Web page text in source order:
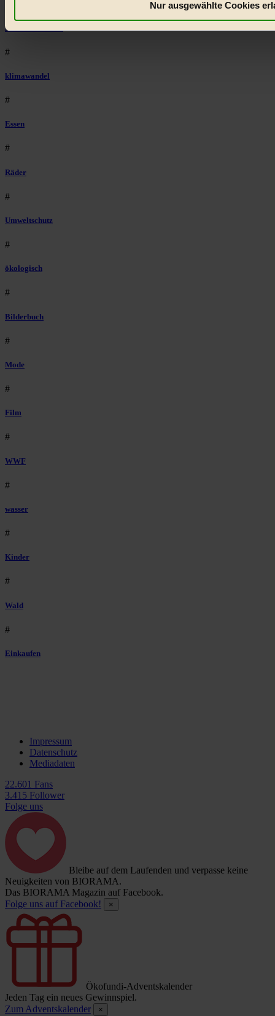
Nur ausgewählte Cookies
Niederösterreich
#
klimawandel
#
Essen
#
Räder
#
Umweltschutz
#
ökologisch
#
Bilderbuch
#
Mode
#
Film
#
WWF
#
wasser
#
Kinder
#
Wald
#
Einkaufen
Impressum
Datenschutz
Mediadaten
22.601 Fans
3.415 Follower
Folge uns
Bleibe auf dem Laufenden und verpasse keine
Neuigkeiten von BIORAMA.
Das BIORAMA Magazin auf Facebook.
Folge uns auf Facebook!
×
Ökofundi-Adventskalender
Jeden Tag ein neues Gewinnspiel.
Zum Adventskalender
×